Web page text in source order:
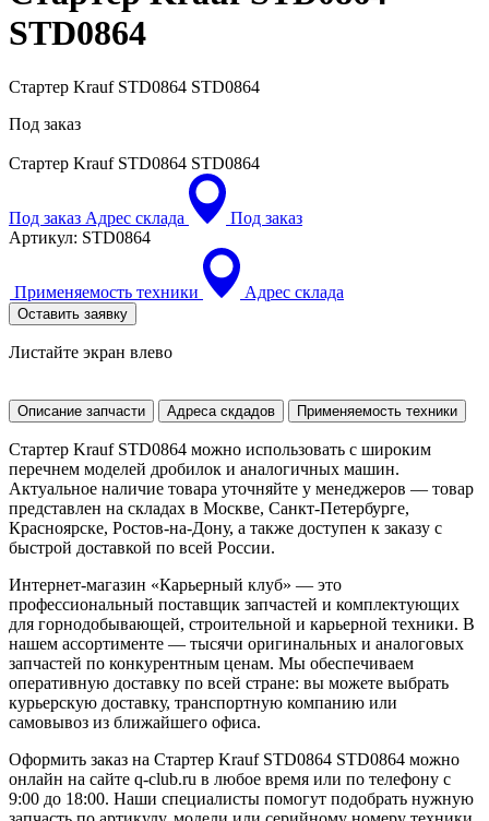
STD0864
Стартер Krauf STD0864 STD0864
Под заказ
Стартер Krauf STD0864 STD0864
Под заказ Адрес склада
Под заказ
Артикул: STD0864
Применяемость техники Адрес склада
Оставить заявку
Листайте экран влево
Описание запчасти Адреса скдадов Применяемость техники
Стартер Krauf STD0864 можно использовать с широким
перечнем моделей дробилок и аналогичных машин.
Актуальное наличие товара уточняйте у менеджеров — товар
представлен на складах в Москве, Санкт-Петербурге,
Красноярске, Ростов-на-Дону, а также доступен к заказу с
быстрой доставкой по всей России.
Интернет-магазин «Карьерный клуб» — это
профессиональный поставщик запчастей и комплектующих
для горнодобывающей, строительной и карьерной техники. В
нашем ассортименте — тысячи оригинальных и аналоговых
запчастей по конкурентным ценам. Мы обеспечиваем
оперативную доставку по всей стране: вы можете выбрать
курьерскую доставку, транспортную компанию или
самовывоз из ближайшего офиса.
Оформить заказ на Стартер Krauf STD0864 STD0864 можно
онлайн на сайте q-club.ru в любое время или по телефону с
9:00 до 18:00. Наши специалисты помогут подобрать нужную